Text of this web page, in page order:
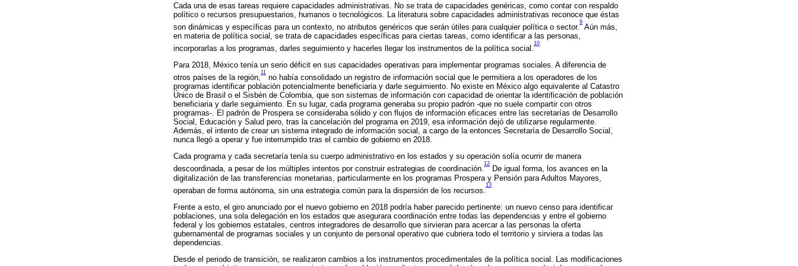
Cada una de esas tareas requiere capacidades administrativas. No se trata de capacidades genéricas, como contar con respaldo
político o recursos presupuestarios, humanos o tecnológicos. La literatura sobre capacidades administrativas reconoce que éstas
son dinámicas y específicas para un contexto, no atributos genéricos que serán útiles para cualquier política o sector.
9
Aún más,
en materia de política social, se trata de capacidades específicas para ciertas tareas, como identificar a las personas,
incorporarlas a los programas, darles seguimiento y hacerles llegar los instrumentos de la política social.
10
Para 2018, México tenía un serio déficit en sus capacidades operativas para implementar programas sociales. A diferencia de
otros países de la región,
11
no había consolidado un registro de información social que le permitiera a los operadores de los
programas identificar población potencialmente beneficiaria y darle seguimiento. No existe en México algo equivalente al Catastro
Único de Brasil o el Sisbén de Colombia, que son sistemas de información con capacidad de orientar la identificación de población
beneficiaria y darle seguimiento. En su lugar, cada programa generaba su propio padrón -que no suele compartir con otros
programas-. El padrón de Prospera se consideraba sólido y con flujos de información eficaces entre las secretarías de Desarrollo
Social, Educación y Salud pero, tras la cancelación del programa en 2019, esa información dejó de utilizarse regularmente.
Además, el intento de crear un sistema integrado de información social, a cargo de la entonces Secretaría de Desarrollo Social,
nunca llegó a operar y fue interrumpido tras el cambio de gobierno en 2018.
Cada programa y cada secretaría tenía su cuerpo administrativo en los estados y su operación solía ocurrir de manera
descoordinada, a pesar de los múltiples intentos por construir estrategias de coordinación.
12
De igual forma, los avances en la
digitalización de las transferencias monetarias, particularmente en los programas Prospera y Pensión para Adultos Mayores,
operaban de forma autónoma, sin una estrategia común para la dispersión de los recursos.
13
Frente a esto, el giro anunciado por el nuevo gobierno en 2018 podría haber parecido pertinente: un nuevo censo para identificar
poblaciones, una sola delegación en los estados que asegurara coordinación entre todas las dependencias y entre el gobierno
federal y los gobiernos estatales, centros integradores de desarrollo que sirvieran para acercar a las personas la oferta
gubernamental de programas sociales y un conjunto de personal operativo que cubriera todo el territorio y sirviera a todas las
dependencias.
Desde el periodo de transición, se realizaron cambios a los instrumentos procedimentales de la política social. Las modificaciones